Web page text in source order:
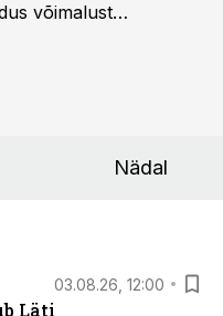
võimalust
Nädal
03.08.26, 12:00
Läti